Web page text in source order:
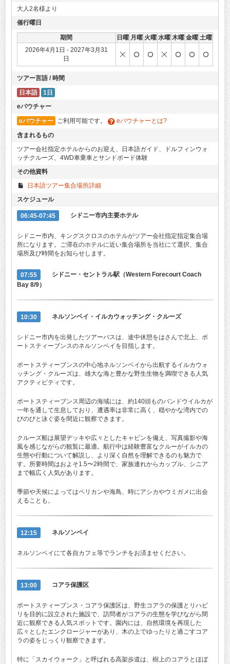
大人2名様より
催行曜日
期間 日曜 月曜 火曜 水曜 木曜 金曜 土曜
2026年4月1日 - 2027年3月31
日
ツアー言語 / 時間
日本語
1日
eバウチャー
eバウチャー ご利用可能です。
eバウチャーとは?
含まれるもの
ツアー会社指定ホテルからのお迎え、日本語ガイド、ドルフィンウォ
ッチクルーズ、4WD車乗車とサンドボード体験
その他資料
日本語ツアー集合場所詳細
スケジュール
06:45-07:45 シドニー市内主要ホテル
シドニー市内、キングスクロスのホテルがツアー会社指定指定集合場
所になります。ご滞在のホテルに近い集合場所を当社にて選択、集合
場所及び時間をお知らせします。
07:55 シドニー・セントラル駅（Western Forecourt Coach
Bay 8/9）
10:30 ネルソンベイ・イルカウォッチング・クルーズ
シドニー市内を出発したツアーバスは、途中休憩をはさんで北上、ポ
ートスティーブンスのネルソンベイを目指します。
ポートスティーブンスの中心地ネルソンベイから出航するイルカウォ
ッチング・クルーズは、雄大な海と豊かな野生生物を満喫できる人気
アクティビティです。
ポートスティーブンス周辺の海域には、約140頭ものバンドウイルカが
一年を通して生息しており、遭遇率は非常に高く、穏やかな湾内での
びのびと泳ぐ姿を間近に観察できます。
クルーズ船は展望デッキや広々としたキャビンを備え、写真撮影や海
風を感じながらの観覧に最適。航行中は経験豊富なクルーがイルカの
生態や行動について解説し、より深く自然を理解できるのも魅力で
す。所要時間はおよそ1.5〜2時間で、家族連れからカップル、シニア
まで幅広く人気があります。
季節や天候によってはペリカンや海鳥、時にアシカやウミガメに出会
えることも。
12:15 ネルソンベイ
ネルソンベイにて各自カフェ等でランチをお済ませください。
13:00 コアラ保護区
ポートスティーブンス・コアラ保護区は、野生コアラの保護とリハビ
リを目的に設立された施設で、訪問者がコアラの生態を学びながら間
近に観察できる人気スポットです。園内には、自然環境を再現した
広々としたエンクロージャーがあり、木の上でゆったりと過ごすコア
ラの姿をじっくり観察できます。
特に「スカイウォーク」と呼ばれる高架歩道は、樹上のコアラとほぼ